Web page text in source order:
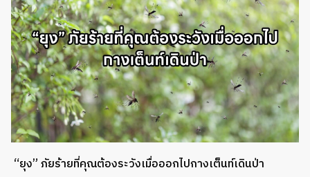
“ยุง” ภัยร้ายที่คุณต้องระวังเมื่อออกไปกางเต็นท์เดินป่า